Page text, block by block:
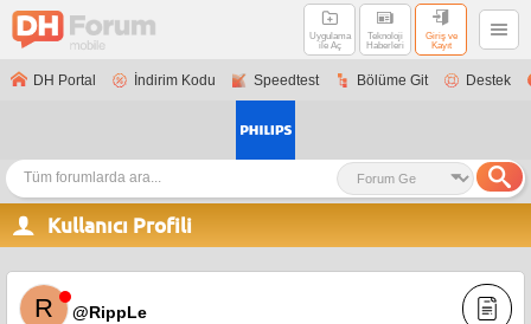
Uygulama
ile Aç
Teknoloji
Haberleri
Giriş ve
Kayıt
DH Portal İndirim Kodu Speedtest Bölüme Git Destek
Kullanıcı Profili
R @RippLe